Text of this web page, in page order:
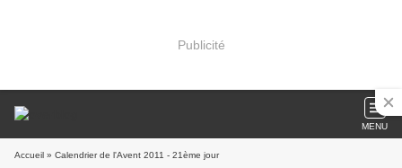
Publicité
MENU
Accueil » Calendrier de l'Avent 2011 - 21ème jour